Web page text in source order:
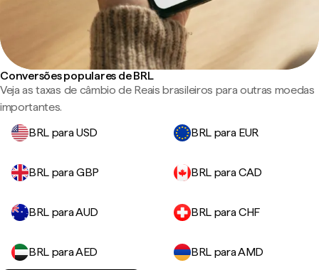
Conversões populares de BRL
Veja as taxas de câmbio de Reais brasileiros para outras moedas
importantes.
BRL para USD
BRL para EUR
BRL para GBP BRL para CAD
BRL para AUD BRL para CHF
BRL para AED
BRL para AMD